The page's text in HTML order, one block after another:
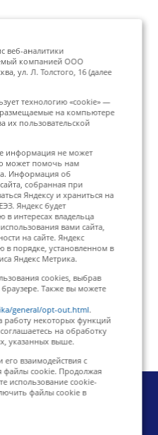
веб-аналитики
компанией ООО
ул. Л. Толстого, 16 (далее
технологию «cookie» —
на компьютере
их пользовательской
информация не может
может помочь нам
Информация об
собранная при
Яндексу и храниться на
Яндекс будет
интересах владельца
вами сайта,
на сайте. Яндекс
в порядке, установленном в
Яндекс Метрика.
cookies, выбрав
Также вы можете
general/opt-out.html.
работу некоторых функций
на обработку
указанных выше.
взаимодействия с
файлы cookie. Продолжая
использование cookie-
файлы cookie в